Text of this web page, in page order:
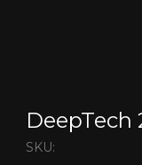
DeepTech
SKU: